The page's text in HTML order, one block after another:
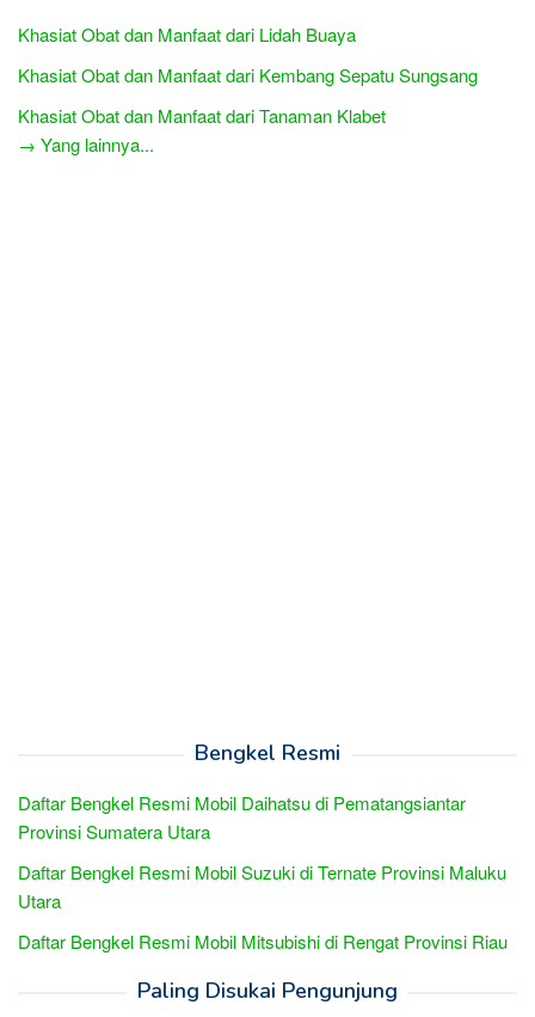
Khasiat Obat dan Manfaat dari Lidah Buaya
Khasiat Obat dan Manfaat dari Kembang Sepatu Sungsang
Khasiat Obat dan Manfaat dari Tanaman Klabet
→ Yang lainnya...
Bengkel Resmi
Daftar Bengkel Resmi Mobil Daihatsu di Pematangsiantar
Provinsi Sumatera Utara
Daftar Bengkel Resmi Mobil Suzuki di Ternate Provinsi Maluku
Utara
Daftar Bengkel Resmi Mobil Mitsubishi di Rengat Provinsi Riau
Paling Disukai Pengunjung